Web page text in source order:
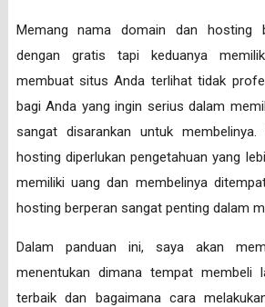
Memang nama domain dan hosting
dengan gratis tapi keduanya
membuat situs Anda terlihat tidak
bagi Anda yang ingin serius dalam
sangat disarankan untuk
hosting diperlukan pengetahuan yang
memiliki uang dan membelinya
hosting berperan sangat penting dalam
Dalam panduan ini, saya akan
menentukan dimana tempat membeli
terbaik dan bagaimana cara